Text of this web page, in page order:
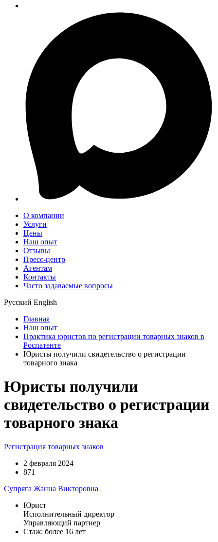
О компании
Услуги
Цены
Наш опыт
Отзывы
Пресс-центр
Агентам
Контакты
Часто задаваемые вопросы
Русский English
Главная
Наш опыт
Практика юристов по регистрации товарных знаков в
Роспатенте
Юристы получили свидетельство о регистрации
товарного знака
Юристы получили
свидетельство о регистрации
товарного знака
Регистрация товарных знаков
2 февраля 2024
871
Супряга Жанна Викторовна
Юрист
Исполнительный директор
Управляющий партнер
Стаж: более 16 лет